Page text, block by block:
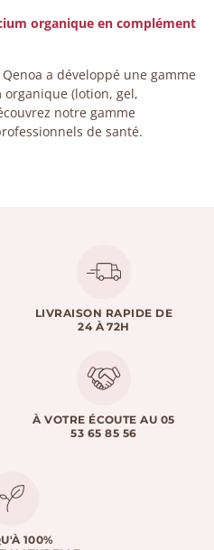
organique en complément
a développé une gamme
(lotion, gel,
notre gamme
de santé.
LIVRAISON RAPIDE DE
24 À 72H
À VOTRE ÉCOUTE AU 05
53 65 85 56
100%